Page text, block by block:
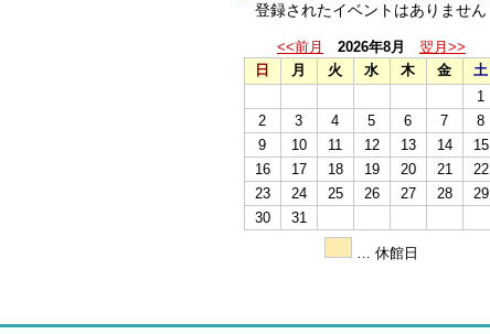
登録されたイベントはありません
<<前月 2026年8月
翌月>>
日
月 火 水 木 金
土
1
2
3 4 5 6 7
8
9
10 11 12 13 14
15
16
17 18 19 20 21
22
23
24 25 26 27 28
29
30
31
… 休館日